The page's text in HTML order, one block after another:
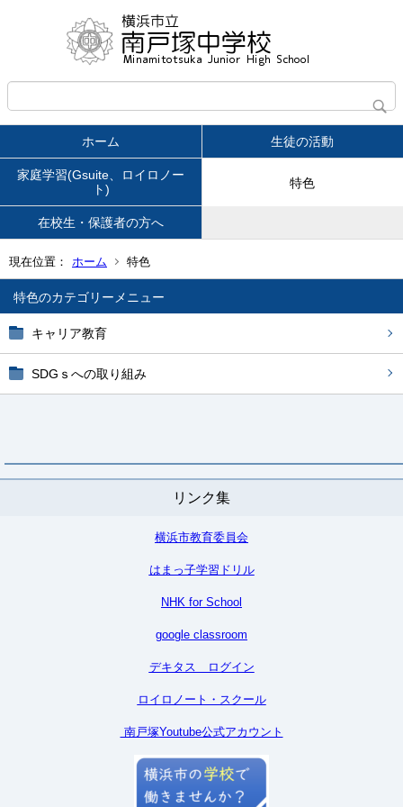
ホーム 生徒の活動
家庭学習(Gsuite、ロイロノー
ト)
特色
在校生・保護者の方へ
現在位置： ホーム 特色
特色
キャリア教育
SDGｓへの取り組み
リンク集
横浜市教育委員会
はまっ子学習ドリル
NHK for School
google classroom
デキタス ログイン
ロイロノート・スクール
南戸塚Youtube公式アカウント